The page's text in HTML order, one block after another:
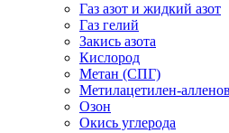
Газ азот и жидкий азот
Газ гелий
Закись азота
Кислород
Метан (СПГ)
Метилацетилен-
Озон
Окись углерода